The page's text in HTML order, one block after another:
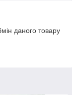
даного товару